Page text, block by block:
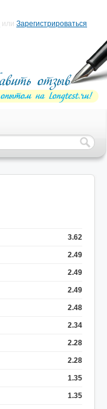
или Зарегистрироваться
3.62
2.49
2.49
2.49
2.48
2.34
2.28
2.28
1.35
1.35